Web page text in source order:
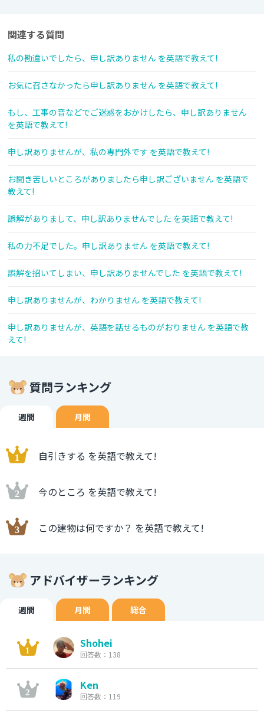
関連する質問
私の勘違いでしたら、申し訳ありません を英語で教えて!
お気に召さなかったら申し訳ありません を英語で教えて!
もし、工事の音などでご迷惑をおかけしたら、申し訳ありません
を英語で教えて!
申し訳ありませんが、私の専門外です を英語で教えて!
お聞き苦しいところがありましたら申し訳ございません を英語で
教えて!
誤解がありまして、申し訳ありませんでした を英語で教えて!
私の力不足でした。申し訳ありません を英語で教えて!
誤解を招いてしまい、申し訳ありませんでした を英語で教えて!
申し訳ありませんが、わかりません を英語で教えて!
申し訳ありませんが、英語を話せるものがおりません を英語で教
えて!
質問ランキング
週間 月間
自引きする を英語で教えて!
今のところ を英語で教えて!
この建物は何ですか？ を英語で教えて!
アドバイザーランキング
週間 月間 総合
Shohei
回答数：138
Ken
回答数：119